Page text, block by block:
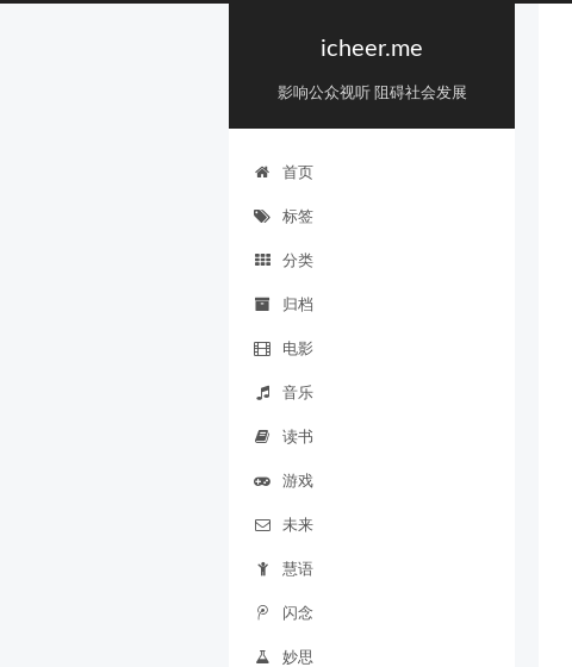
icheer.me
影响公众视听 阻碍社会发展
首页
标签
分类
归档
电影
音乐
读书
游戏
未来
慧语
闪念
妙思